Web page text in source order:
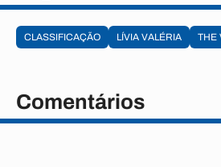
CLASSIFICAÇÃO LÍVIA VALÉRIA THE
Comentários